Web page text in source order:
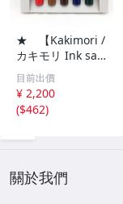
★ 【Kakimori /
カキモリ Ink sa
mpler set I サン
プルセット 5色
ボトルインク】0
01-02607
目前出價
¥ 2,200
($462)
關於我們